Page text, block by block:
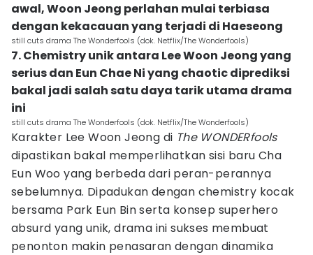
awal, Woon Jeong perlahan mulai terbiasa
dengan kekacauan yang terjadi di Haeseong
still cuts drama The Wonderfools (dok. Netflix/The Wonderfools)
7. Chemistry unik antara Lee Woon Jeong yang
serius dan Eun Chae Ni yang chaotic diprediksi
bakal jadi salah satu daya tarik utama drama
ini
still cuts drama The Wonderfools (dok. Netflix/The Wonderfools)
Karakter Lee Woon Jeong di The WONDERfools
dipastikan bakal memperlihatkan sisi baru Cha
Eun Woo yang berbeda dari peran-perannya
sebelumnya. Dipadukan dengan chemistry kocak
bersama Park Eun Bin serta konsep superhero
absurd yang unik, drama ini sukses membuat
penonton makin penasaran dengan dinamika